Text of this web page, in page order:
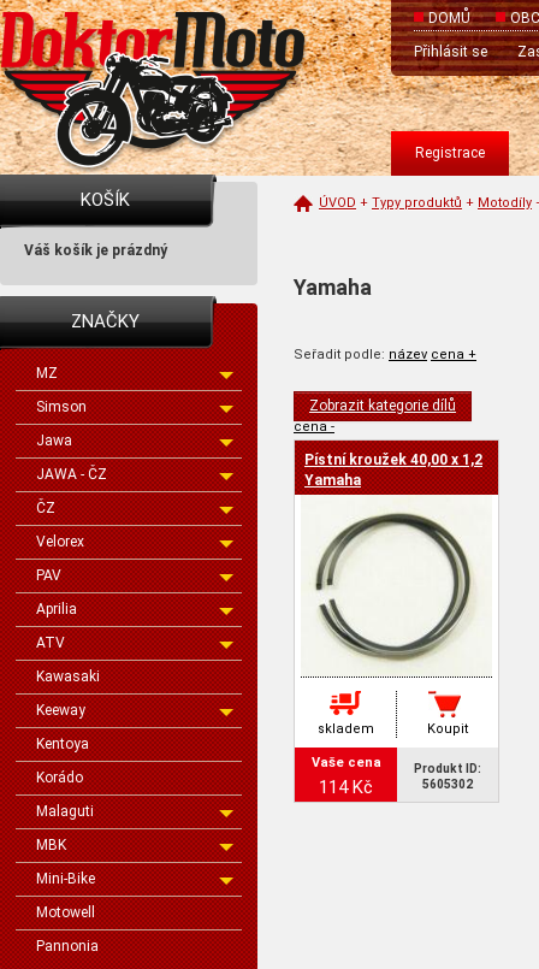
DOMŮ
Přihlásit se
Registrace
KOŠÍK
Váš košík je prázdný
ZNAČKY
MZ
Simson
Jawa
JAWA - ČZ
ČZ
Velorex
PAV
Aprilia
ATV
Kawasaki
Keeway
Kentoya
Korádo
Malaguti
MBK
Mini-Bike
Motowell
Pannonia
ÚVOD + Typy produktů + Motodíly
Yamaha
Seřadit podle: název cena +
cena -
Zobrazit kategorie dílů
Pístní kroužek 40,00 x 1,2
Yamaha
skladem Koupit
Vaše cena
114 Kč
Produkt ID:
5605302